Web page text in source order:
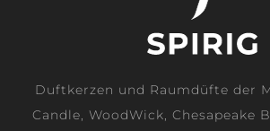
Duftkerzen und Raumdüfte der
Candle, WoodWick, Chesapeake